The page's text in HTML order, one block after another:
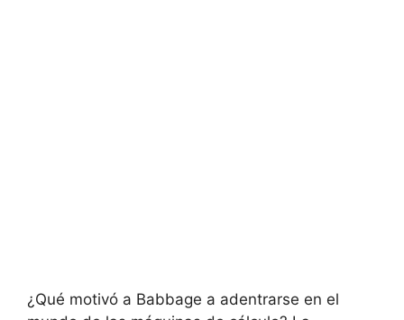
¿Qué motivó a Babbage a adentrarse en el